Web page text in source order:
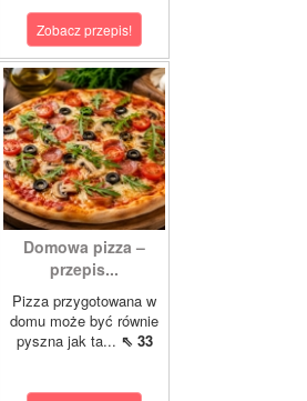
Zobacz przepis!
Domowa pizza –
przepis...
Pizza przygotowana w
domu może być równie
pyszna jak ta... ⇖ 33